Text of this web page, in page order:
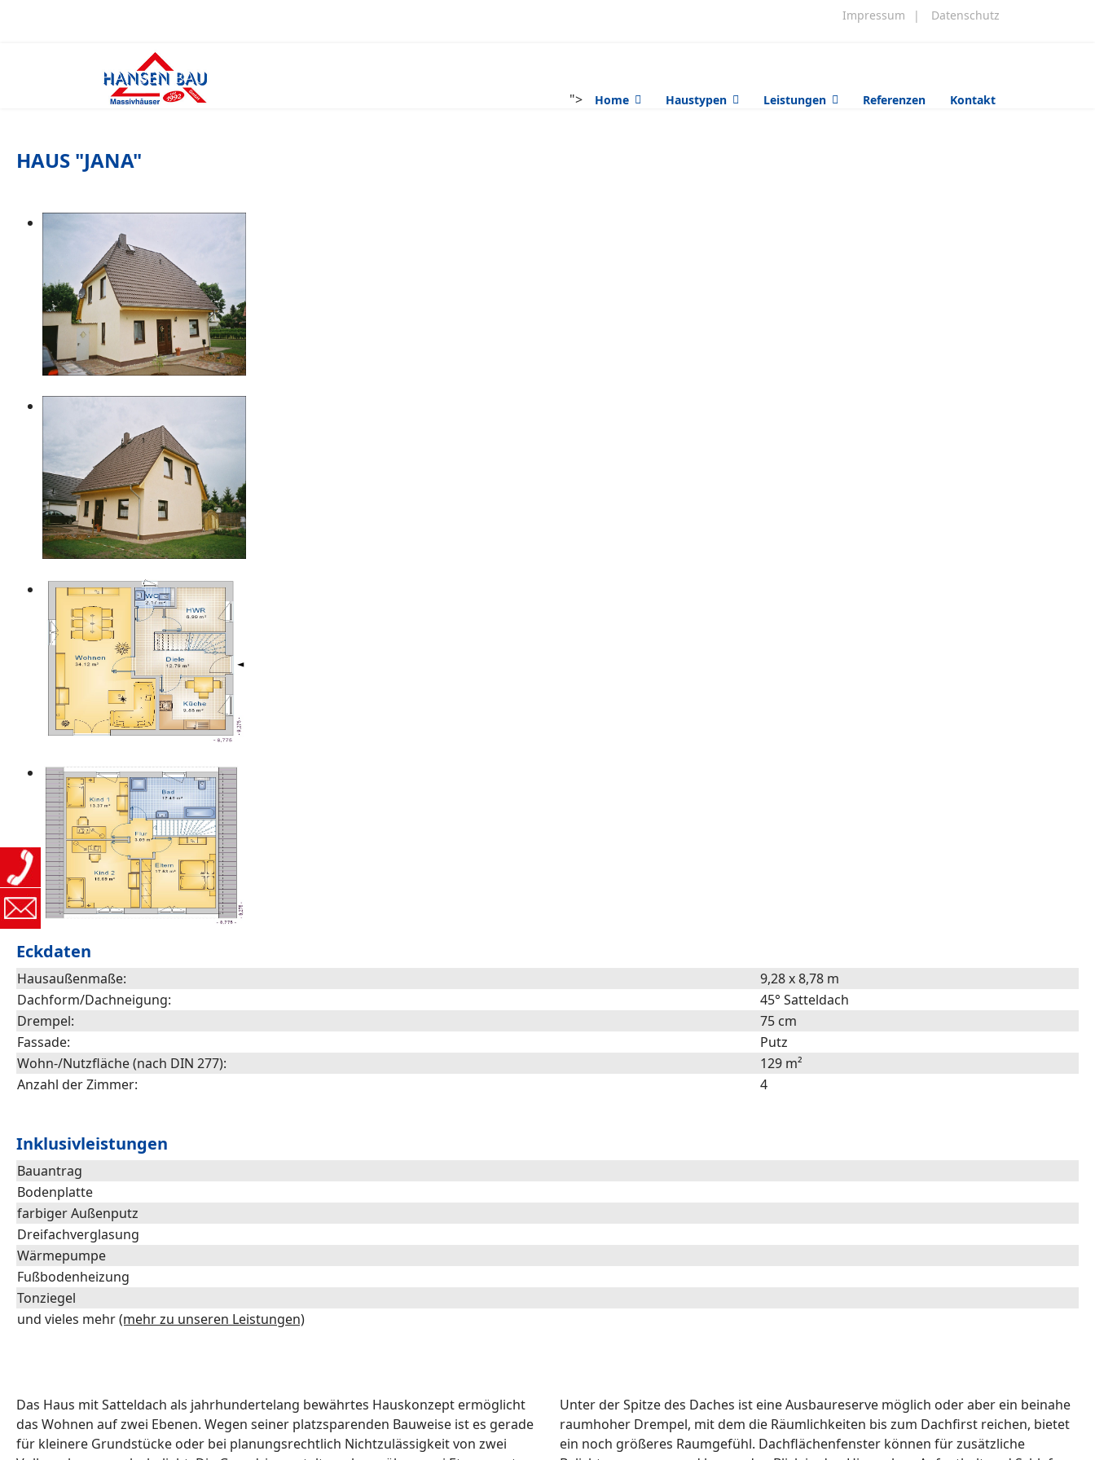
Impressum | Datenschutz
"> Home Haustypen Leistungen Referenzen Kontakt
HAUS "JANA"
Eckdaten
Hausaußenmaße:
9,28 x 8,78 m
Dachform/Dachneigung:
45° Satteldach
Drempel:
75 cm
Fassade:
Putz
Wohn-/Nutzfläche (nach DIN 277):
129 m²
Anzahl der Zimmer:
4
Inklusivleistungen
Bauantrag
Bodenplatte
farbiger Außenputz
Dreifachverglasung
Wärmepumpe
Fußbodenheizung
Tonziegel
und vieles mehr(mehr zu unseren Leistungen)
Das Haus mit Satteldach als jahrhundertelang bewährtes Hauskonzept ermöglicht
das Wohnen auf zwei Ebenen. Wegen seiner platzsparenden Bauweise ist es gerade
für kleinere Grundstücke oder bei planungsrechtlich Nichtzulässigkeit von zwei
Unter der Spitze des Daches ist eine Ausbaureserve möglich oder aber ein beinahe
raumhoher Drempel, mit dem die Räumlichkeiten bis zum Dachfirst reichen, bietet
ein noch größeres Raumgefühl. Dachflächenfenster können für zusätzliche